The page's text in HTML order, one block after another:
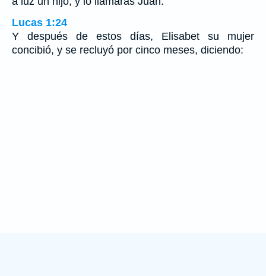
Lucas 1:24
Y después de estos días, Elisabet su mujer
concibió, y se recluyó por cinco meses, diciendo: